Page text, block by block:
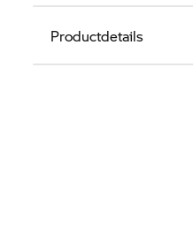
Productdetails